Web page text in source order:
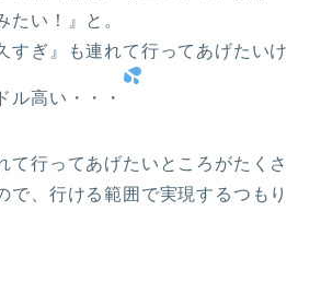
たい！』と。
すぎ』も連れて行ってあげたいけ
ル高い・・・
て行ってあげたいところがたくさ
で、行ける範囲で実現するつもり